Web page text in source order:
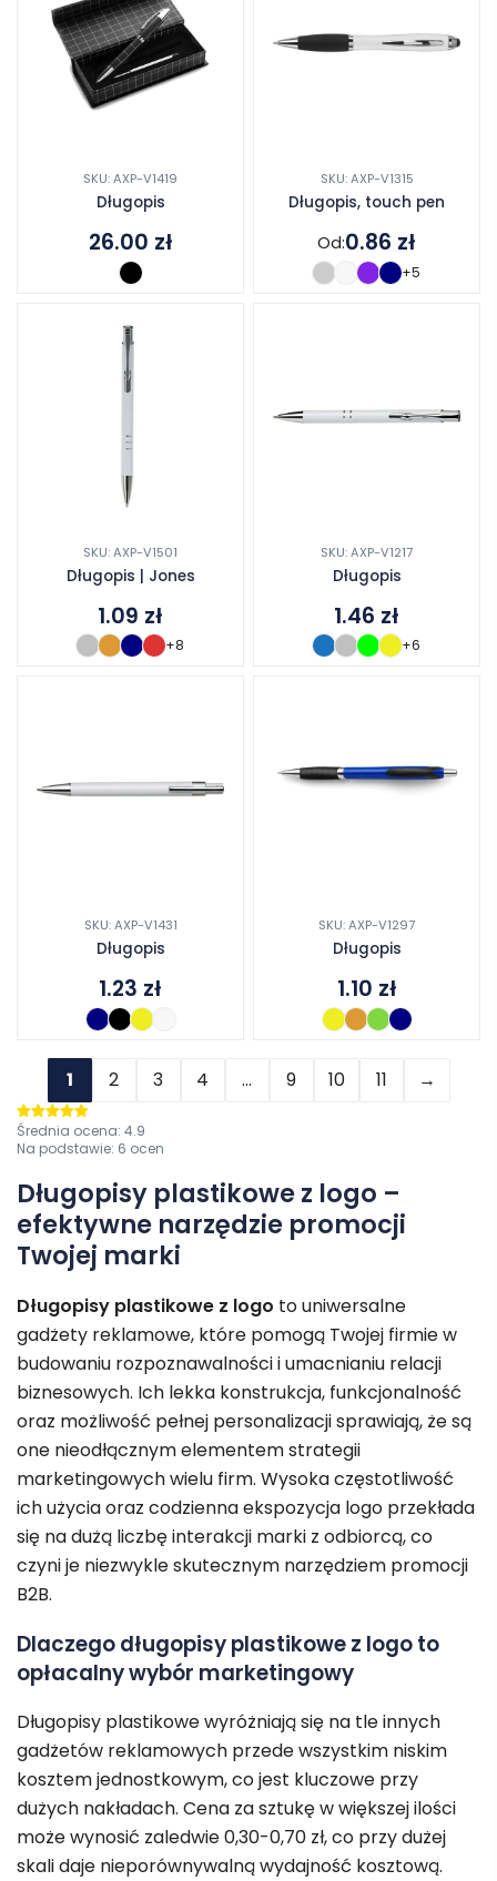
SKU: AXP-V1419
Długopis
26.00 zł
SKU: AXP-V1315
Długopis, touch pen
Od:0.86 zł
+5
SKU: AXP-V1501
Długopis | Jones
1.09 zł
+8
SKU: AXP-V1217
Długopis
1.46 zł
+6
SKU: AXP-V1431
Długopis
1.23 zł
SKU: AXP-V1297
Długopis
1.10 zł
1 2 3 4 … 9 10 11 →
Oceniono
4.9na 5
Średnia ocena: 4.9
Na podstawie: 6 ocen
Długopisy plastikowe z logo –
efektywne narzędzie promocji
Twojej marki
Długopisy plastikowe z logo to uniwersalne
gadżety reklamowe, które pomogą Twojej firmie w
budowaniu rozpoznawalności i umacnianiu relacji
biznesowych. Ich lekka konstrukcja, funkcjonalność
oraz możliwość pełnej personalizacji sprawiają, że są
one nieodłącznym elementem strategii
marketingowych wielu firm. Wysoka częstotliwość
ich użycia oraz codzienna ekspozycja logo przekłada
się na dużą liczbę interakcji marki z odbiorcą, co
czyni je niezwykle skutecznym narzędziem promocji
B2B.
Dlaczego długopisy plastikowe z logo to
opłacalny wybór marketingowy
Długopisy plastikowe wyróżniają się na tle innych
gadżetów reklamowych przede wszystkim niskim
kosztem jednostkowym, co jest kluczowe przy
dużych nakładach. Cena za sztukę w większej ilości
może wynosić zaledwie 0,30-0,70 zł, co przy dużej
skali daje nieporównywalną wydajność kosztową.